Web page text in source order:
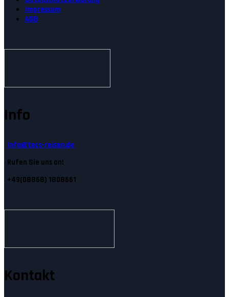
Impressum
AGB
Info
Info@tecs-reisen.de
Rufen Sie uns an!
+49(08868) 1808661
Kontakt